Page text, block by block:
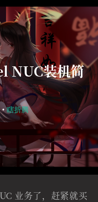
NUC装机简
•瞎折腾
业务了，赶紧就买